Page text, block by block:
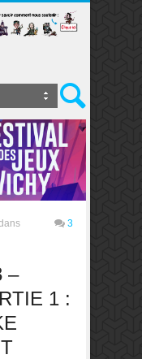
3
–
1 :